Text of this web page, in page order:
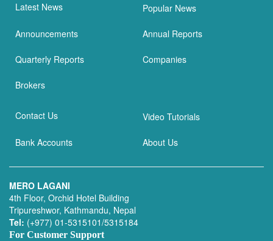
Latest News Popular News
Announcements Annual Reports
Quarterly Reports Companies
Brokers
Contact Us Video Tutorials
Bank Accounts About Us
MERO LAGANI
4th Floor, Orchid Hotel Building
Tripureshwor, Kathmandu, Nepal
Tel: (+977) 01-5315101/5315184
For Customer Support